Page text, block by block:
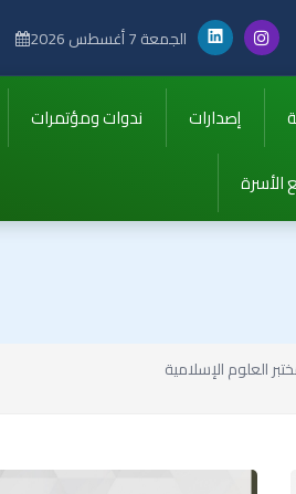
الجمعة 7 أغسطس 2026
إصدارات ندوات ومؤتمرات
الأسرة
العلوم الإسلامية